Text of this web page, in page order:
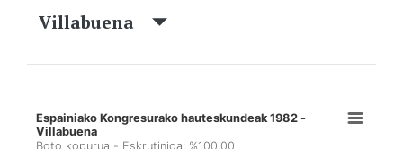
Villabuena
Espainiako Kongresurako hauteskundeak 1982 -
Villabuena
Boto kopurua - Eskrutinioa: %100,00